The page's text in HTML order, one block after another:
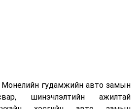
хүч үйлдвэрлэхэд ашиглаж
хувьд шаталтын дараа
зэрэг ашигт эрдсийг сэргээн
Монелийн гудамжийн авто замын
шинэчлэлтийн ажилтай